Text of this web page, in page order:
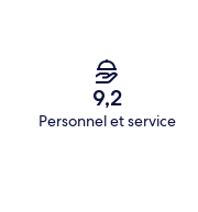
9,2
Personnel et service